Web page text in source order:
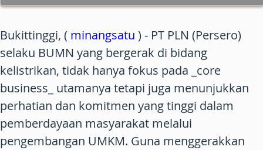
Bukittinggi, ( minangsatu ) - PT PLN (Persero)
selaku BUMN yang bergerak di bidang
kelistrikan, tidak hanya fokus pada _core
business_ utamanya tetapi juga menunjukkan
perhatian dan komitmen yang tinggi dalam
pemberdayaan masyarakat melalui
pengembangan UMKM. Guna menggerakkan